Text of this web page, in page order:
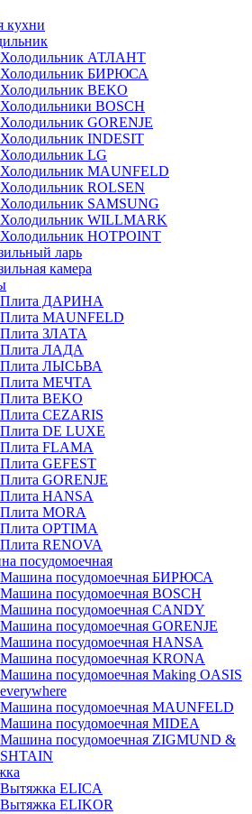
кухни
Холодильник АТЛАНТ
Холодильник БИРЮСА
Холодильник BEKO
Холодильники BOSCH
Холодильник GORENJE
Холодильник INDESIT
Холодильник LG
Холодильник MAUNFELD
Холодильник ROLSEN
Холодильник SAMSUNG
Холодильник WILLMARK
Холодильник HOTPOINT
ларь
камера
Плита ДАРИНА
Плита MAUNFELD
Плита ЗЛАТА
Плита ЛАДА
Плита ЛЫСЬВА
Плита МЕЧТА
Плита BEKO
Плита CEZARIS
Плита DE LUXE
Плита FLAMA
Плита GEFEST
Плита GORENJE
Плита HANSA
Плита MORA
Плита OPTIMA
Плита RENOVA
посудомоечная
Машина посудомоечная БИРЮСА
Машина посудомоечная BOSCH
Машина посудомоечная CANDY
Машина посудомоечная GORENJE
Машина посудомоечная HANSA
Машина посудомоечная KRONA
Машина посудомоечная Making OASIS
everywhere
Машина посудомоечная MAUNFELD
Машина посудомоечная MIDEA
Машина посудомоечная ZIGMUND &
SHTAIN
Вытяжка ELICA
Вытяжка ELIKOR